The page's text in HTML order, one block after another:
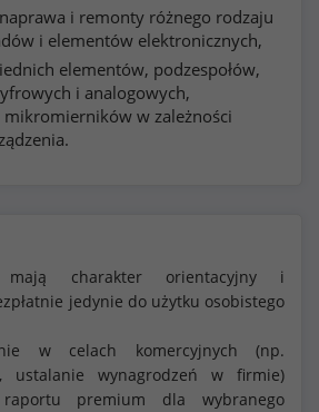
i remonty różnego rodzaju
i elementów elektronicznych,
elementów, podzespołów,
i analogowych,
w zależności
mają charakter orientacyjny i
jedynie do użytku osobistego
w celach komercyjnych (np.
ustalanie wynagrodzeń w firmie)
premium dla wybranego